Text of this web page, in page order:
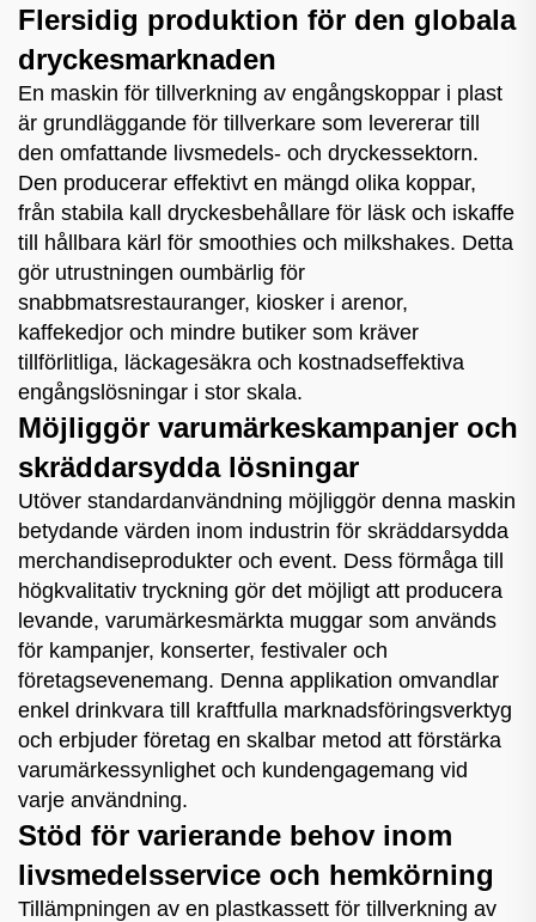
Flersidig produktion för den globala
dryckesmarknaden
En maskin för tillverkning av engångskoppar i plast
är grundläggande för tillverkare som levererar till
den omfattande livsmedels- och dryckessektorn.
Den producerar effektivt en mängd olika koppar,
från stabila kall dryckesbehållare för läsk och iskaffe
till hållbara kärl för smoothies och milkshakes. Detta
gör utrustningen oumbärlig för
snabbmatsrestauranger, kiosker i arenor,
kaffekedjor och mindre butiker som kräver
tillförlitliga, läckagesäkra och kostnadseffektiva
engångslösningar i stor skala.
Möjliggör varumärkeskampanjer och
skräddarsydda lösningar
Utöver standardanvändning möjliggör denna maskin
betydande värden inom industrin för skräddarsydda
merchandiseprodukter och event. Dess förmåga till
högkvalitativ tryckning gör det möjligt att producera
levande, varumärkesmärkta muggar som används
för kampanjer, konserter, festivaler och
företagsevenemang. Denna applikation omvandlar
enkel drinkvara till kraftfulla marknadsföringsverktyg
och erbjuder företag en skalbar metod att förstärka
varumärkessynlighet och kundengagemang vid
varje användning.
Stöd för varierande behov inom
livsmedelsservice och hemkörning
Tillämpningen av en plastkassett för tillverkning av